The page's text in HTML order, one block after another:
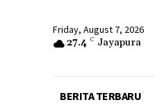
Friday, August 7, 2026
27.4 C Jayapura
BERITA TERBARU